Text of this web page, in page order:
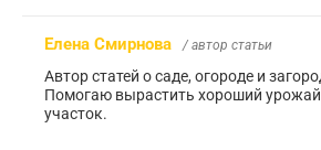
Елена Смирнова / автор статьи
Автор статей о саде, огороде и
Помогаю вырастить хороший урожай
участок.